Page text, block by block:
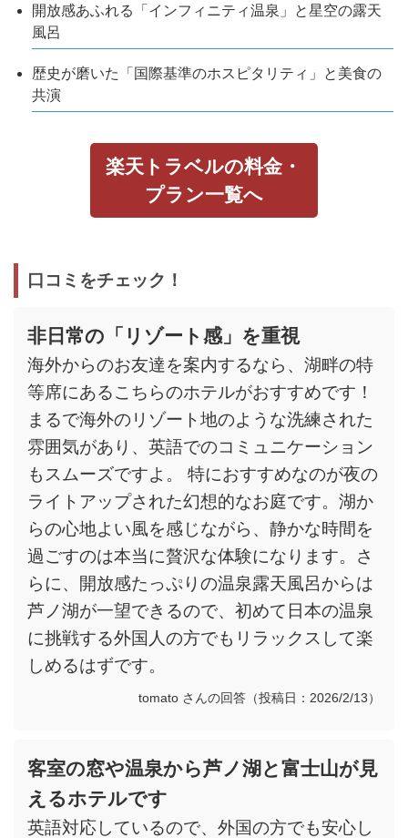
開放感あふれる「インフィニティ温泉」と星空の露天
風呂
歴史が磨いた「国際基準のホスピタリティ」と美食の
共演
楽天トラベルの料金・
プラン一覧へ
口コミをチェック！
非日常の「リゾート感」を重視
海外からのお友達を案内するなら、湖畔の特
等席にあるこちらのホテルがおすすめです！
まるで海外のリゾート地のような洗練された
雰囲気があり、英語でのコミュニケーション
もスムーズですよ。 特におすすめなのが夜の
ライトアップされた幻想的なお庭です。湖か
らの心地よい風を感じながら、静かな時間を
過ごすのは本当に贅沢な体験になります。さ
らに、開放感たっぷりの温泉露天風呂からは
芦ノ湖が一望できるので、初めて日本の温泉
に挑戦する外国人の方でもリラックスして楽
しめるはずです。
tomato さんの回答（投稿日：2026/2/13）
客室の窓や温泉から芦ノ湖と富士山が見
えるホテルです
英語対応しているので、外国の方でも安心し